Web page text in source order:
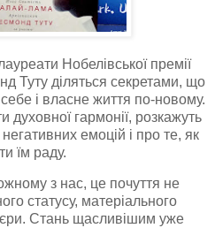
Нобелівської премії
Туту діляться секретами, що
і власне життя по-новому.
духовної гармонії, розкажуть
емоцій і про те, як
їм раду.
з нас, це почуття не
статусу, матеріального
Стань щасливішим уже